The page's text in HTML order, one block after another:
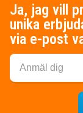
Ja, jag vill
unika
via e-post